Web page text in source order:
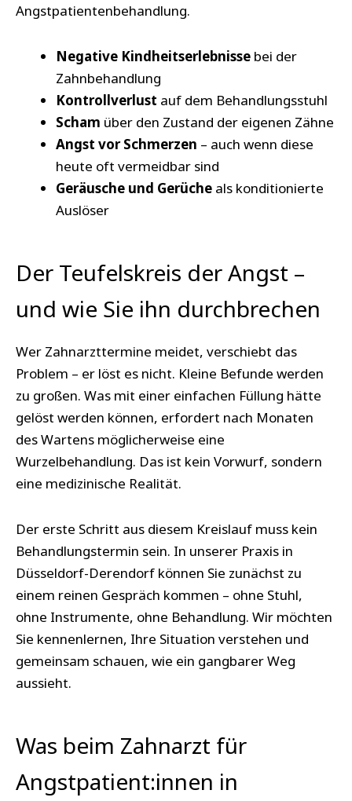
Angstpatientenbehandlung.
Negative Kindheitserlebnisse bei der
Zahnbehandlung
Kontrollverlust auf dem Behandlungsstuhl
Scham über den Zustand der eigenen Zähne
Angst vor Schmerzen – auch wenn diese
heute oft vermeidbar sind
Geräusche und Gerüche als konditionierte
Auslöser
Der Teufelskreis der Angst –
und wie Sie ihn durchbrechen
Wer Zahnarzttermine meidet, verschiebt das
Problem – er löst es nicht. Kleine Befunde werden
zu großen. Was mit einer einfachen Füllung hätte
gelöst werden können, erfordert nach Monaten
des Wartens möglicherweise eine
Wurzelbehandlung. Das ist kein Vorwurf, sondern
eine medizinische Realität.
Der erste Schritt aus diesem Kreislauf muss kein
Behandlungstermin sein. In unserer Praxis in
Düsseldorf-Derendorf können Sie zunächst zu
einem reinen Gespräch kommen – ohne Stuhl,
ohne Instrumente, ohne Behandlung. Wir möchten
Sie kennenlernen, Ihre Situation verstehen und
gemeinsam schauen, wie ein gangbarer Weg
aussieht.
Was beim Zahnarzt für
Angstpatient:innen in